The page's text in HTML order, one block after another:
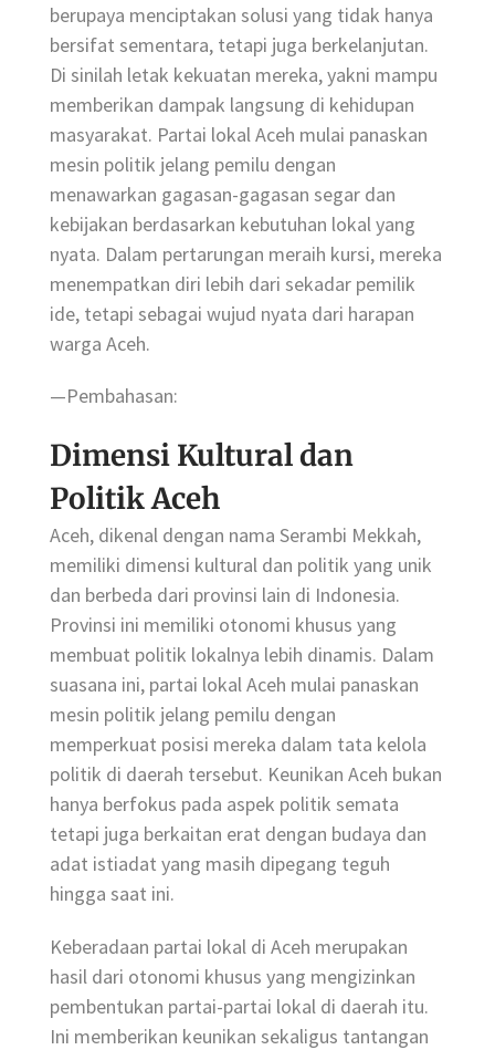
berupaya menciptakan solusi yang tidak hanya
bersifat sementara, tetapi juga berkelanjutan.
Di sinilah letak kekuatan mereka, yakni mampu
memberikan dampak langsung di kehidupan
masyarakat. Partai lokal Aceh mulai panaskan
mesin politik jelang pemilu dengan
menawarkan gagasan-gagasan segar dan
kebijakan berdasarkan kebutuhan lokal yang
nyata. Dalam pertarungan meraih kursi, mereka
menempatkan diri lebih dari sekadar pemilik
ide, tetapi sebagai wujud nyata dari harapan
warga Aceh.
—Pembahasan:
Dimensi Kultural dan
Politik Aceh
Aceh, dikenal dengan nama Serambi Mekkah,
memiliki dimensi kultural dan politik yang unik
dan berbeda dari provinsi lain di Indonesia.
Provinsi ini memiliki otonomi khusus yang
membuat politik lokalnya lebih dinamis. Dalam
suasana ini, partai lokal Aceh mulai panaskan
mesin politik jelang pemilu dengan
memperkuat posisi mereka dalam tata kelola
politik di daerah tersebut. Keunikan Aceh bukan
hanya berfokus pada aspek politik semata
tetapi juga berkaitan erat dengan budaya dan
adat istiadat yang masih dipegang teguh
hingga saat ini.
Keberadaan partai lokal di Aceh merupakan
hasil dari otonomi khusus yang mengizinkan
pembentukan partai-partai lokal di daerah itu.
Ini memberikan keunikan sekaligus tantangan